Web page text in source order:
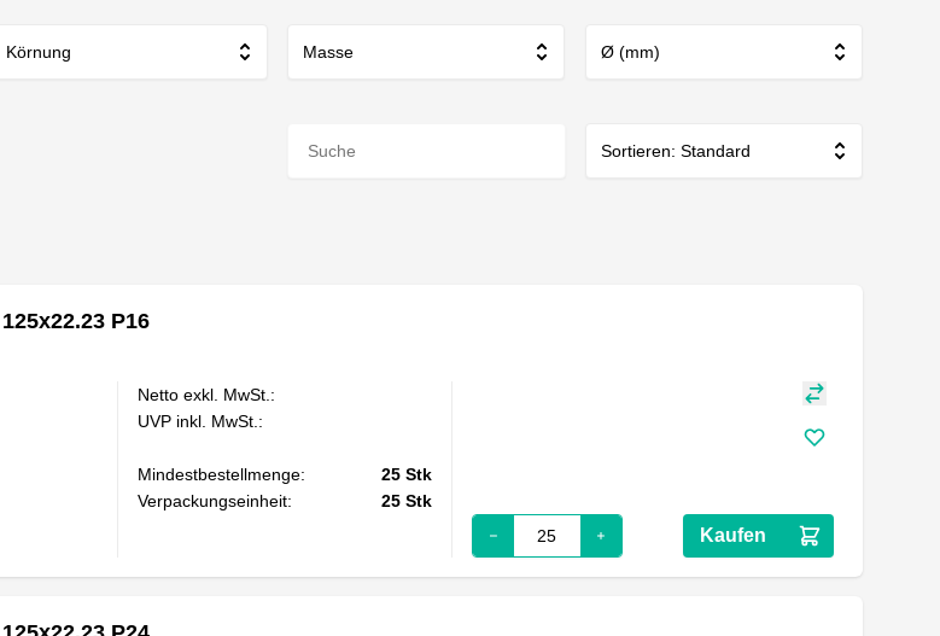
Körnung Masse Ø (mm)
Sortieren: Standard
P16
Netto exkl. MwSt.:
UVP inkl. MwSt.:
Mindestbestellmenge: 25 Stk
Verpackungseinheit:
25 Stk
Kaufen